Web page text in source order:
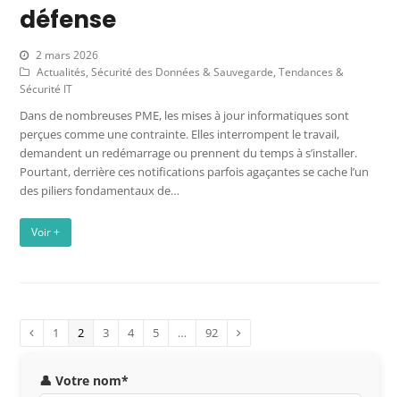
défense
2 mars 2026
Actualités, Sécurité des Données & Sauvegarde, Tendances &
Sécurité IT
Dans de nombreuses PME, les mises à jour informatiques sont
perçues comme une contrainte. Elles interrompent le travail,
demandent un redémarrage ou prennent du temps à s’installer.
Pourtant, derrière ces notifications parfois agaçantes se cache l’un
des piliers fondamentaux de…
Voir +
1 2 3 4 5 … 92
👤 Votre nom*